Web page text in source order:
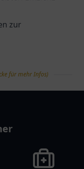
zur
für mehr Infos)